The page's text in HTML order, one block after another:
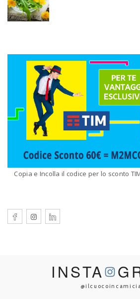
Copia e Incolla il codice per lo sconto
INSTA
@ilcuocoincamicia